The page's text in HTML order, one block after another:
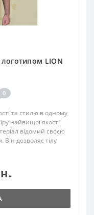
LION
0
та стилю в одному
найвищої якості
відомий своєю
Він дозволяє тілу